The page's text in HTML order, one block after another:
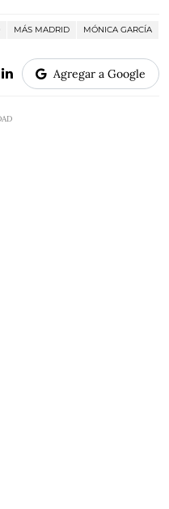
MÁS MADRID
MÓNICA GARCÍA
Agregar a Google